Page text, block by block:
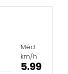
Méd.
km/h
5.99